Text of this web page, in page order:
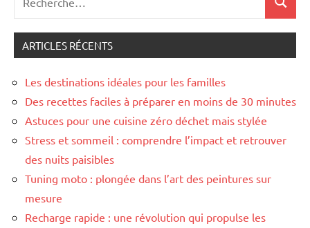
:
ARTICLES RÉCENTS
Les destinations idéales pour les familles
Des recettes faciles à préparer en moins de 30 minutes
Astuces pour une cuisine zéro déchet mais stylée
Stress et sommeil : comprendre l’impact et retrouver
des nuits paisibles
Tuning moto : plongée dans l’art des peintures sur
mesure
Recharge rapide : une révolution qui propulse les